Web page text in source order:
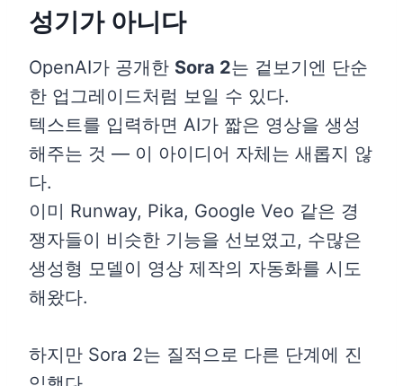
성기가 아니다
OpenAI가 공개한 Sora 2는 겉보기엔 단순
한 업그레이드처럼 보일 수 있다.
텍스트를 입력하면 AI가 짧은 영상을 생성
해주는 것 — 이 아이디어 자체는 새롭지 않
다.
이미 Runway, Pika, Google Veo 같은 경
쟁자들이 비슷한 기능을 선보였고, 수많은
생성형 모델이 영상 제작의 자동화를 시도
해왔다.
하지만 Sora 2는 질적으로 다른 단계에 진